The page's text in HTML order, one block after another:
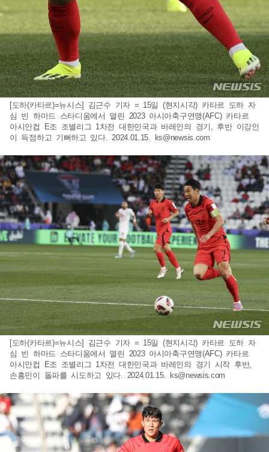
[도하(카타르)=뉴시스] 김근수 기자 = 15일 (현지시각) 카타르 도하 자
심 빈 하마드 스타디움에서 열린 2023 아시아축구연맹(AFC) 카타르
아시안컵 E조 조별리그 1차전 대한민국과 바레인의 경기, 후반 이강인
이 득점하고 기뻐하고 있다. 2024.01.15.
ks@newsis.com
[도하(카타르)=뉴시스] 김근수 기자 = 15일 (현지시각) 카타르 도하 자
심 빈 하마드 스타디움에서 열린 2023 아시아축구연맹(AFC) 카타르
아시안컵 E조 조별리그 1차전 대한민국과 바레인의 경기 시작 후반,
손흥민이 돌파를 시도하고 있다. 2024.01.15. ks@newsis.com